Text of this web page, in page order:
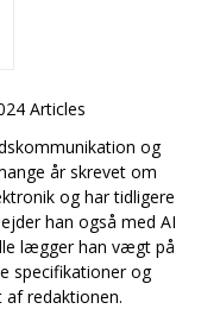
Articles
og
år skrevet om
og har tidligere
han også med AI
lægger han vægt på
specifikationer og
redaktionen.